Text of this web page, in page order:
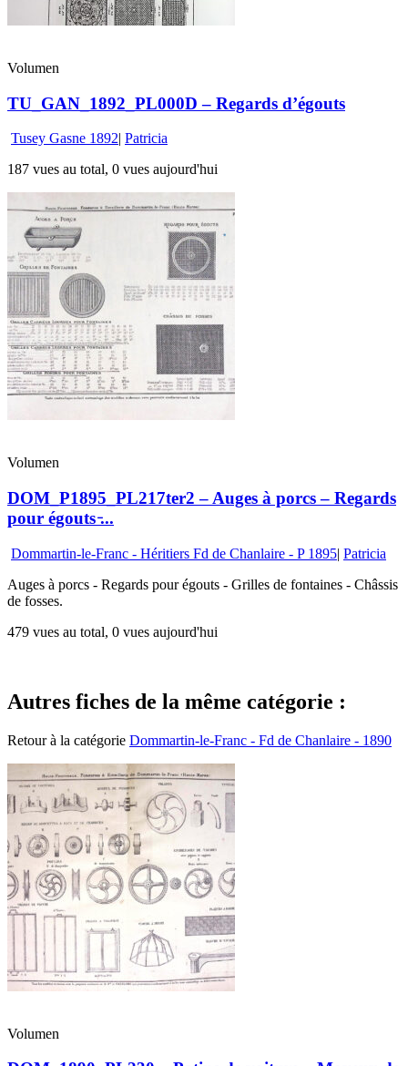
Volumen
TU_GAN_1892_PL000D – Regards d’égouts
Tusey Gasne 1892 Patricia
187 vues au total, 0 vues aujourd'hui
Volumen
DOM_P1895_PL217ter2 – Auges à porcs – Regards
pour égouts ̵...
Dommartin-le-Franc - Héritiers Fd de Chanlaire - P 1895| Patricia
Auges à porcs - Regards pour égouts - Grilles de fontaines - Châssis
de fosses.
479 vues au total, 0 vues aujourd'hui
Autres fiches de la même catégorie :
Retour à la catégorie Dommartin-le-Franc - Fd de Chanlaire - 1890
Volumen